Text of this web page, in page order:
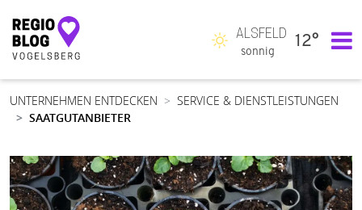
Hauptnavigation
ALSFELD
sonnig
12°
UNTERNEHMEN ENTDECKEN
SERVICE & DIENSTLEISTUNGEN
SAATGUTANBIETER